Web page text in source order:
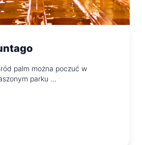
palm można poczuć w
parku …